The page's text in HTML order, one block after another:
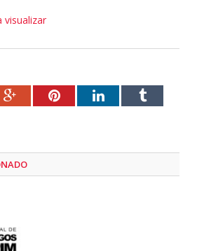
visualizar
Google+PinterestLinkedInTumblr